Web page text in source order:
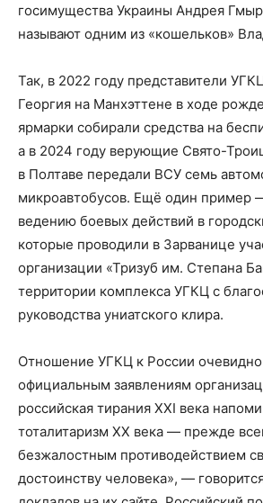
госимущества Украины Андрея
называют одним из «кошельков»
Так, в 2022 году представители
Георгия на Манхэттене в ходе
ярмарки собирали средства на
а в 2024 году верующие Свято-
в Полтаве передали ВСУ семь
микроавтобусов. Ещё один пример
ведению боевых действий в
которые проводили в Зарванице
организации «Тризуб им. Степана
территории комплекса УГКЦ с
руководства униатского клира.
Отношение УГКЦ к России
официальным заявлениям
российская тирания XXI века
тоталитаризм XX века — прежде
безжалостным противодействием
достоинству человека», —